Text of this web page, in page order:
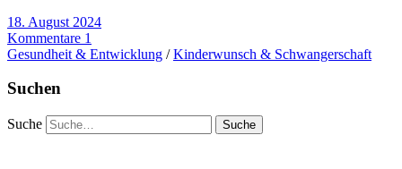
18. August 2024
Kommentare 1
Gesundheit & Entwicklung /Kinderwunsch & Schwangerschaft
Suchen
Suche